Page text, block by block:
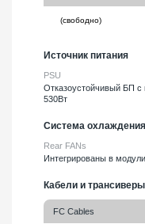
Источник питания
PSU
Отказоустойчивый БП с
530Вт
Система охлаждения
Rear FANs
Интегрированы в
Кабели и трансиверы
FC Cables